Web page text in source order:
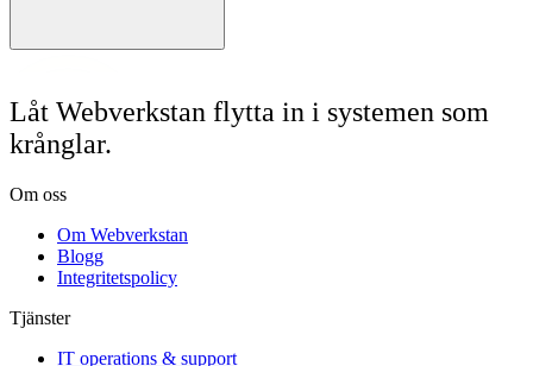
Låt Webverkstan flytta in i systemen som
krånglar.
Om oss
Om Webverkstan
Blogg
Integritetspolicy
Tjänster
IT operations & support